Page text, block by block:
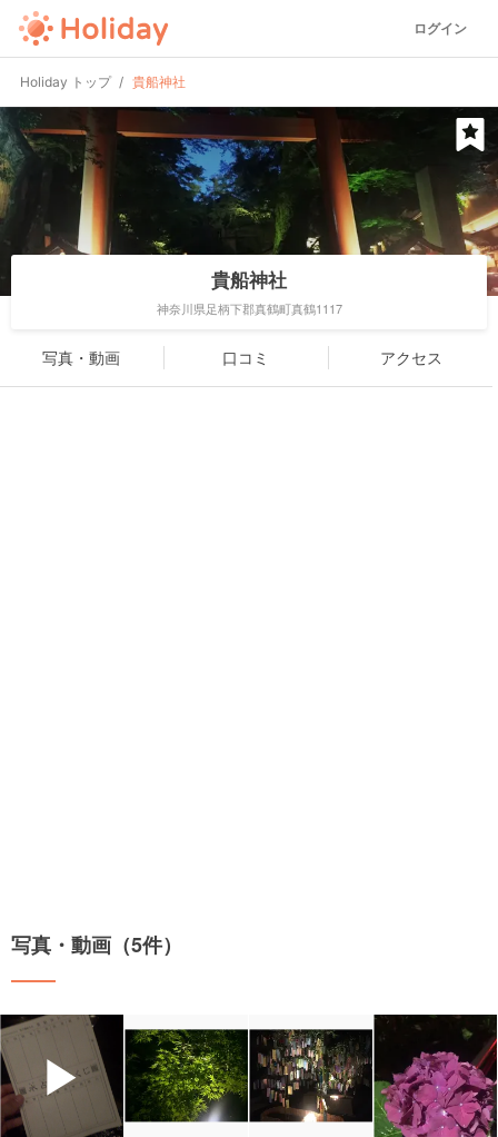
ログイン
Holiday トップ 貴船神社
貴船神社
神奈川県足柄下郡真鶴町真鶴1117
写真・動画 口コミ アクセス
写真・動画（5件）
▶